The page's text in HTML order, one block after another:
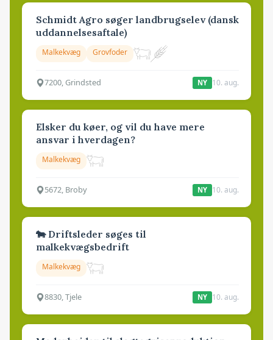
Schmidt Agro søger landbrugselev (dansk
uddannelsesaftale)
Malkekvæg Grovfoder
7200, Grindsted NY 10. aug.
Elsker du køer, og vil du have mere
ansvar i hverdagen?
Malkekvæg
5672, Broby NY 10. aug.
🐄 Driftsleder søges til
malkekvægsbedrift
Malkekvæg
8830, Tjele NY 10. aug.